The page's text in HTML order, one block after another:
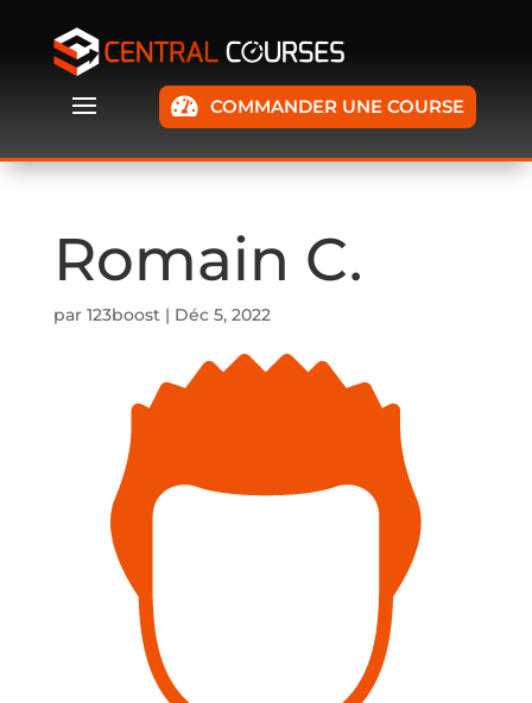
COMMANDER UNE COURSE
Romain C.
par 123boost| Déc 5, 2022